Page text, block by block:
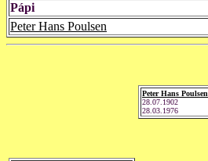
Pápi
Peter Hans Poulsen
Peter Hans Poulsen
28.07.1902
28.03.1976